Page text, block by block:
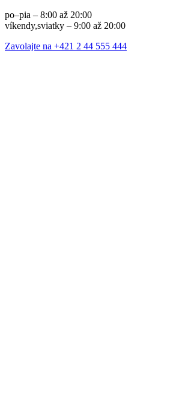
po–pia – 8:00 až 20:00
víkendy,sviatky – 9:00 až 20:00
Zavolajte na +421 2 44 555 444